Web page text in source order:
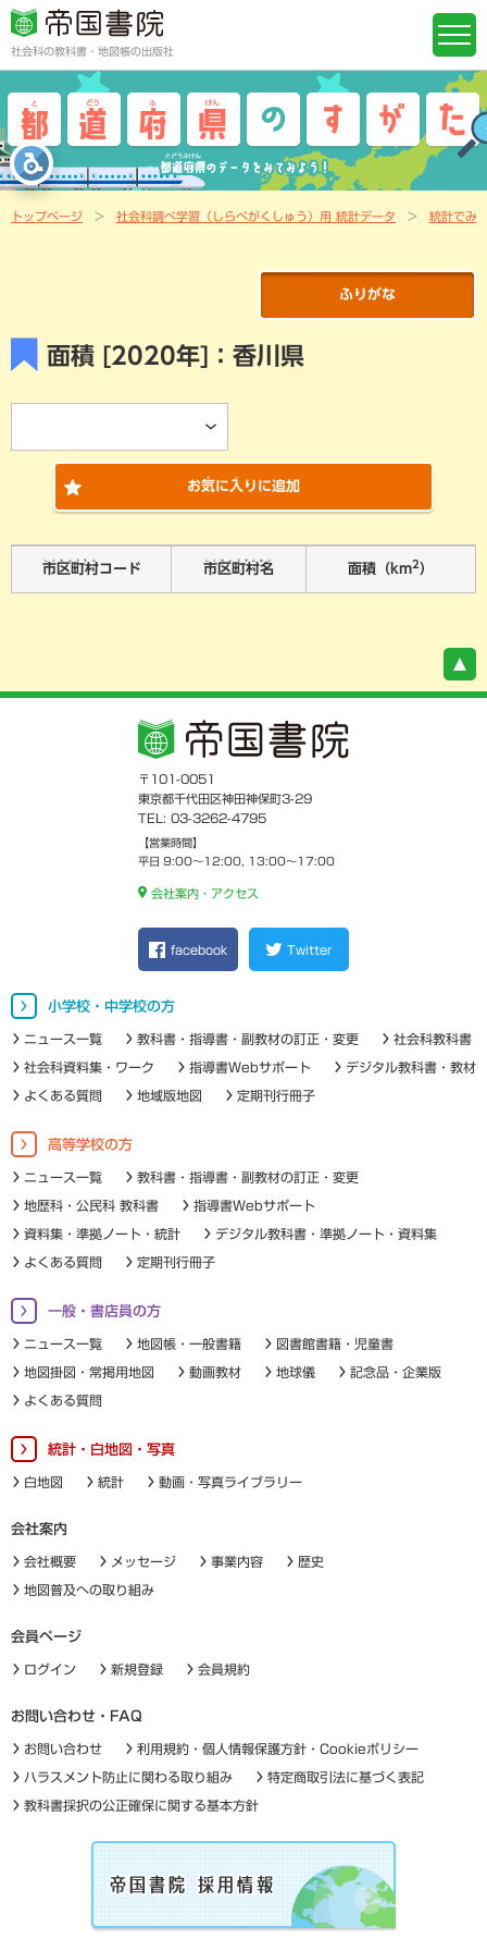
社会科の教科書・地図帳の出版社
トップページ 社会科調べ学習（しらべがくしゅう）用 統計データ 統計でみ
ふりがな
面積 [2020年]：香川県
お気に入 りに追加
市区町村コード 市区町村名 面積（km2 ）
〒101-0051
東京都千代田区神田神保町3-29
TEL: 03-3262-4795
【営業時間】
平日 9:00～12:00, 13:00～17:00
会社案内・アクセス
facebook Twitter
小学校・中学校の方
ニュース一覧 教科書・指導書・副教材の訂正・変更 社会科教科書
社会科資料集・ワーク 指導書Webサポート デジタル教科書・教材
よくある質問 地域版地図 定期刊行冊子
高等学校の方
ニュース一覧 教科書・指導書・副教材の訂正・変更
地歴科・公民科 教科書 指導書Webサポート
資料集・準拠ノート・統計 デジタル教科書・準拠ノート・資料集
よくある質問 定期刊行冊子
一般・書店員の方
ニュース一覧 地図帳・一般書籍 図書館書籍・児童書
地図掛図・常掲用地図 動画教材 地球儀 記念品・企業版
よくある質問
統計・白地図・写真
白地図 統計 動画・写真ライブラリー
会社案内
会社概要 メッセージ 事業内容 歴史
地図普及への取り組み
会員ページ
ログイン 新規登録 会員規約
お問い合わせ・FAQ
お問い合わせ 利用規約・個人情報保護方針・Cookieポリシー
ハラスメント防止に関わる取り組み 特定商取引法に基づく表記
教科書採択の公正確保に関する基本方針